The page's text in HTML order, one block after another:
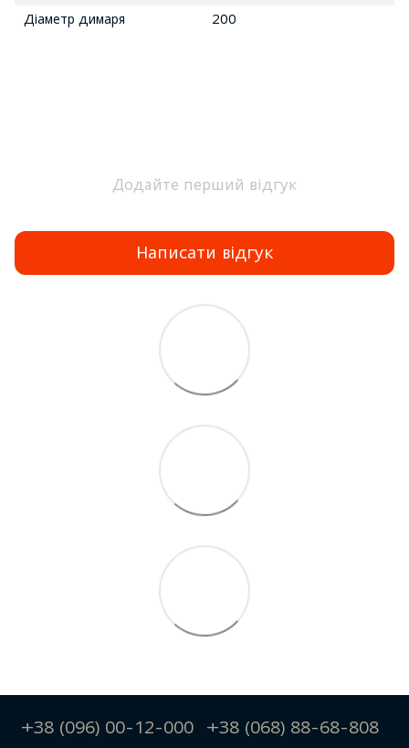
Діаметр димаря
200
Додайте перший відгук
Написати відгук
+38 (096) 00-12-000 +38 (068) 88-68-808